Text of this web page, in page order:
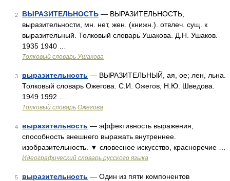
2 ВЫРАЗИТЕЛЬНОСТЬ — ВЫРАЗИТЕЛЬНОСТЬ,
выразительности, мн. нет, жен. (книжн.). отвлеч. сущ. к
выразительный. Толковый словарь Ушакова. Д.Н. Ушаков.
1935 1940 …
Толковый словарь Ушакова
3 выразительность — ВЫРАЗИТЕЛЬНЫЙ, ая, ое; лен, льна.
Толковый словарь Ожегова. С.И. Ожегов, Н.Ю. Шведова.
1949 1992 …
Толковый словарь Ожегова
4 выразительность — эффективность выражения;
способность внешнего выражать внутреннее.
изобразительность. ▼ словесное искусство, красноречие …
Идеографический словарь русского языка
5 выразительность — Один из пяти компонентов